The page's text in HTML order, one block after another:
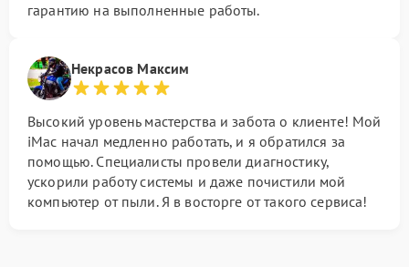
гарантию на выполненные работы.
Некрасов Максим
Высокий уровень мастерства и забота о клиенте! Мой
iMac начал медленно работать, и я обратился за
помощью. Специалисты провели диагностику,
ускорили работу системы и даже почистили мой
компьютер от пыли. Я в восторге от такого сервиса!